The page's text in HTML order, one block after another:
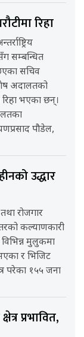
रिहा
सम्बन्धित
सचिव
अदालतको
भएका छन्।
पौडेल,
उद्धार
रोजगार
कल्याणकारी
मुलुकमा
र भिजिट
परेका १५५ जना
प्रभावित,